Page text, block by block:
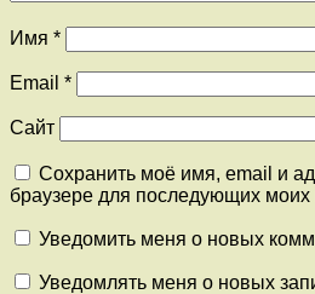
Имя *
Email *
Сайт
Сохранить моё имя, email и
браузере для последующих
Уведомить меня о новых
Уведомлять меня о новых